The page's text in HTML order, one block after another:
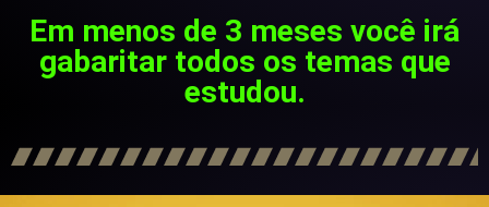
Em menos de 3 meses você irá
gabaritar todos os temas que
estudou.